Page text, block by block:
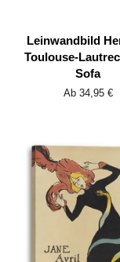
Leinwandbild
Toulouse-
Sofa
Ab 34,95 €